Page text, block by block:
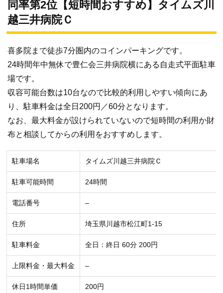
同率第2位【短時間おすすめ】タイムズ川
越三井病院Ｃ
喜多院まで徒歩7分圏内のコインパーキングです。
24時間年中無休で豊仁会三井病院横にある自走式平面駐車
場です。
収容可能台数は10台なので比較的利用しやすい傾向にあ
り、駐車料金は全日200円／60分となります。
なお、最大料金が設けられていないので短時間の利用か財
布と相談してからの利用をおすすめします。
駐車場名 タイムズ川越三井病院Ｃ
駐車可能時間 24時間
電話番号 –
住所 埼玉県川越市松江町1-15
駐車料金 全日：終日 60分 200円
上限料金・最大料金 –
休日1時間単価 200円